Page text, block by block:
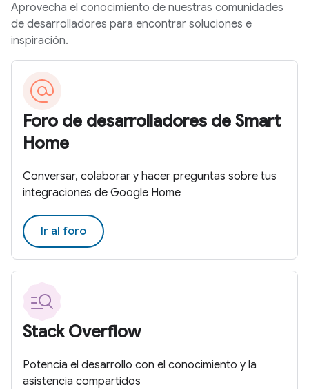
Aprovecha el conocimiento de nuestras comunidades
de desarrolladores para encontrar soluciones e
inspiración.
Foro de desarrolladores de Smart
Home
Conversar, colaborar y hacer preguntas sobre tus
integraciones de Google Home
Ir al foro
Stack Overflow
Potencia el desarrollo con el conocimiento y la
asistencia compartidos